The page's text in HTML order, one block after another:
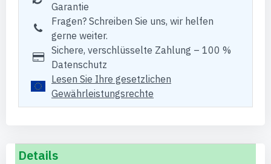
Garantie
Fragen? Schreiben Sie uns, wir helfen
gerne weiter.
Sichere, verschlüsselte Zahlung – 100 %
Datenschutz
Lesen Sie Ihre gesetzlichen
Gewährleistungsrechte
Details